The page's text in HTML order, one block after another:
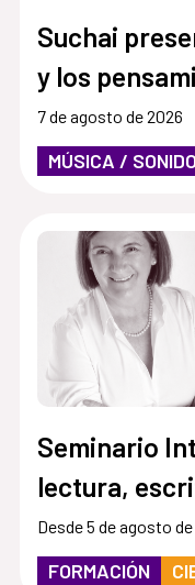
Suchai
y los
7 de agosto de 2026
MÚSICA /
Seminario
lectura,
Desde 5 de agosto
FORMACIÓN